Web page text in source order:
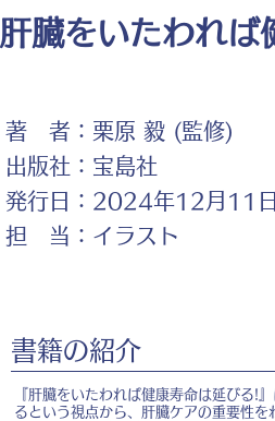
肝臓をいたわれば
著 者：
出版社：
発行日：
担 当：
栗原 毅 (監修)
宝島社
2024年12月11日
イラスト
書籍の紹介
『肝臓をいたわれば健康寿命は延びる!
るという視点から、肝臓ケアの重要性